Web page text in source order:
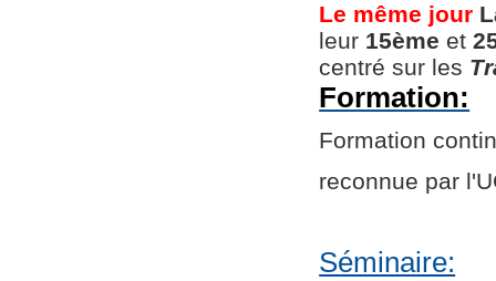
Le même jour
leur 15ème et
centré sur les
Formation:
Formation
reconnue par
Séminaire: